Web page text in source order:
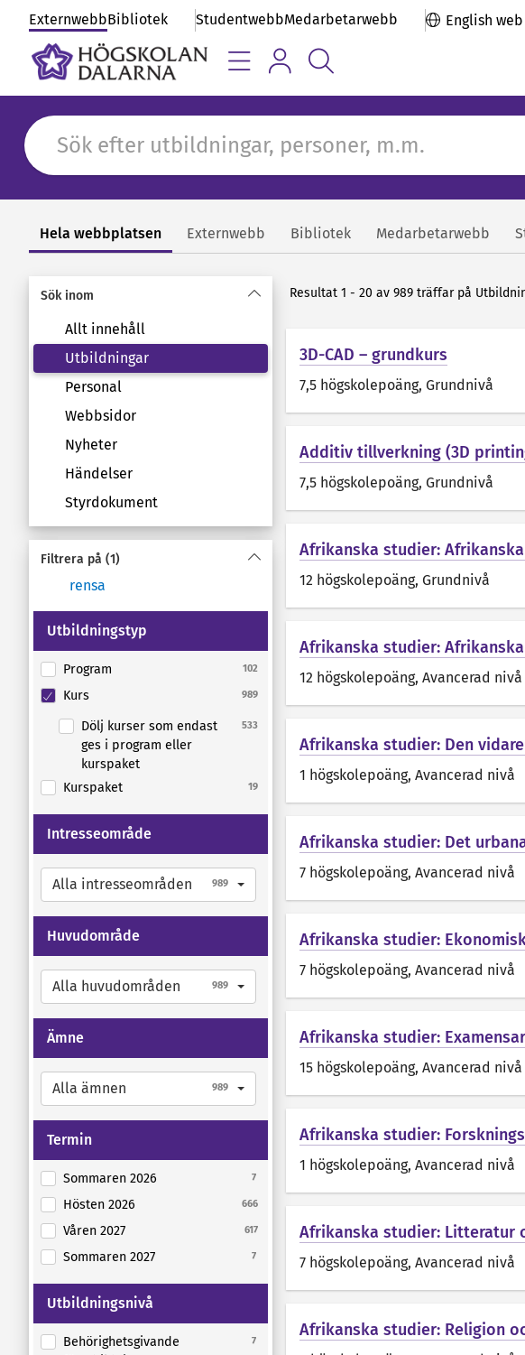
ExternwebbBibliotek StudentwebbMedarbetarwebb English web
Hela webbplatsen Externwebb Bibliotek Medarbetarwebb
Sök inom
Allt innehåll
Utbildningar
Personal
Webbsidor
Nyheter
Händelser
Styrdokument
Filtrera på (1)
rensa
Utbildningstyp
Program 102
Kurs 989
Dölj kurser som endast
ges i program eller
kurspaket
533
Kurspaket 19
Intresseområde
Alla intresseområden 989
Huvudområde
Alla huvudområden 989
Ämne
Alla ämnen 989
Termin
Sommaren 2026 7
Hösten 2026 666
Våren 2027 617
Sommaren 2027 7
Utbildningsnivå
Behörighetsgivande
7
Resultat 1 - 20 av 989 träffar på
3D-CAD – grundkurs
7,5 högskolepoäng, Grundnivå
Additiv tillverkning (3D
7,5 högskolepoäng, Grundnivå
Afrikanska studier:
12 högskolepoäng, Grundnivå
Afrikanska studier:
12 högskolepoäng, Avancerad nivå
Afrikanska studier: Den
1 högskolepoäng, Avancerad nivå
Afrikanska studier: Det
7 högskolepoäng, Avancerad nivå
Afrikanska studier:
7 högskolepoäng, Avancerad nivå
Afrikanska studier:
15 högskolepoäng, Avancerad nivå
Afrikanska studier:
1 högskolepoäng, Avancerad nivå
Afrikanska studier: Litteratur
7 högskolepoäng, Avancerad nivå
Afrikanska studier: Religion